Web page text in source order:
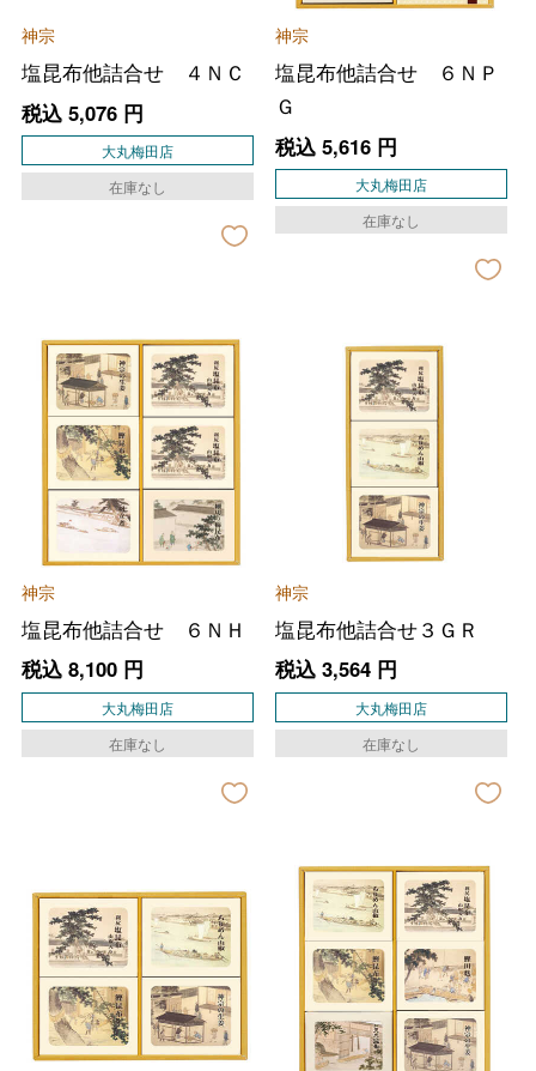
神宗
塩昆布他詰合せ ４ＮＣ
税込 5,076円
大丸梅田店
在庫なし
神宗
塩昆布他詰合せ ６ＮＰ
Ｇ
税込 5,616円
大丸梅田店
在庫なし
神宗
塩昆布他詰合せ ６ＮＨ
税込 8,100円
大丸梅田店
在庫なし
神宗
塩昆布他詰合せ３ＧＲ
税込 3,564円
大丸梅田店
在庫なし